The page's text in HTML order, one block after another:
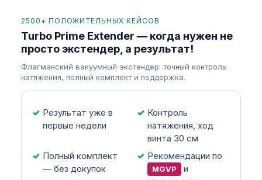
2500+ ПОЛОЖИТЕЛЬНЫХ КЕЙСОВ
Turbo Prime Extender — когда нужен не
просто экстендер, а результат!
Флагманский вакуумный экстендер: точный контроль
натяжения, полный комплект и поддержка.
Результат уже в
первые недели
Контроль
натяжения, ход
винта 30 см
Полный комплект
— без докупок
Рекомендации по
MGVP
и